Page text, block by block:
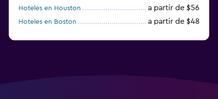
Hoteles en Houston a partir de $56
Hoteles en Boston a partir de $48